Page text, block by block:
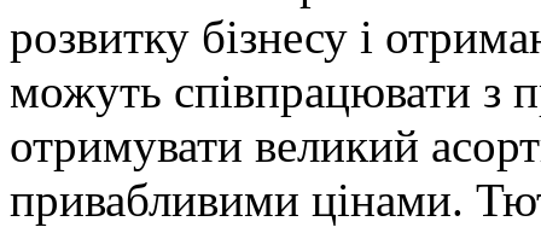
розвитку бізнесу і
можуть співпрацювати з
отримувати великий
привабливими цінами.